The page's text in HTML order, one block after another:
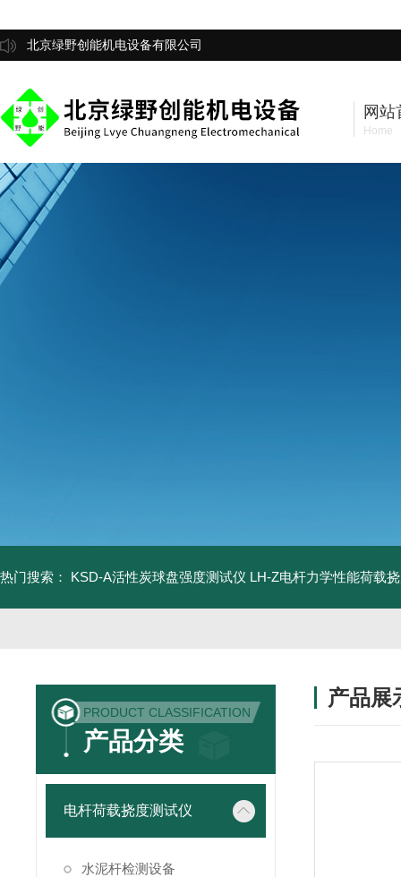
北京绿野创能机电设备有限公司
网站
Home
热门搜索： KSD-A活性炭球盘强度测试仪 LH-Z电杆力学性能荷载
PRODUCT CLASSIFICATION
产品分类
电杆荷载挠度测试仪
水泥杆检测设备
产品展